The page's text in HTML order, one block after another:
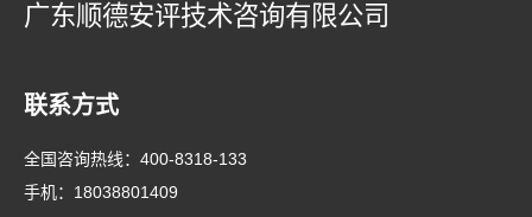
广东顺德安评技术咨询有限公司
联系方式
全国咨询热线： 400-8318-133
手机： 18038801409